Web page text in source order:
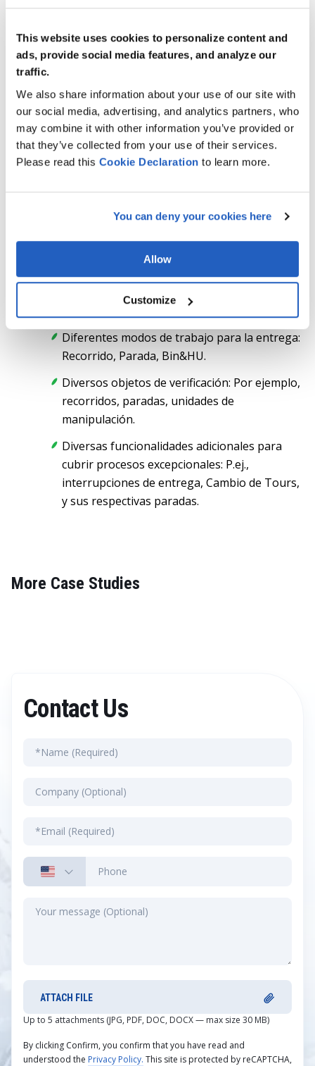
This website uses cookies to personalize content and
ads, provide social media features, and analyze our
traffic.
We also share information about your use of our site with
our social media, advertising, and analytics partners, who
may combine it with other information you’ve provided or
that they’ve collected from your use of their services.
Please read this Cookie Declaration to learn more.
You can deny your cookies here
Allow
Customize
indican a continuación:
Adopción por el mercado y ampliación de
las funcionalidades del sistema
en navegador)
Desarrollo de aplicaciones nativas
(Android/iOS/Otros)
Diferentes modos de trabajo para la carga:
carga y entrega manual, guiada por el
sistema y asistida por el sistema de trenes de
Diferentes modos de trabajo para la entrega:
Recorrido, Parada, Bin&HU.
Diversos objetos de verificación: Por ejemplo,
recorridos, paradas, unidades de
manipulación.
Diversas funcionalidades adicionales para
cubrir procesos excepcionales: P.ej.,
interrupciones de entrega, Cambio de Tours,
y sus respectivas paradas.
More Case Studies
Contact Us
ATTACH FILE
Up to 5 attachments (JPG, PDF, DOC, DOCX — max size 30 MB)
By clicking Confirm, you confirm that you have read and
understood the Privacy Policy. This site is protected by reCAPTCHA,